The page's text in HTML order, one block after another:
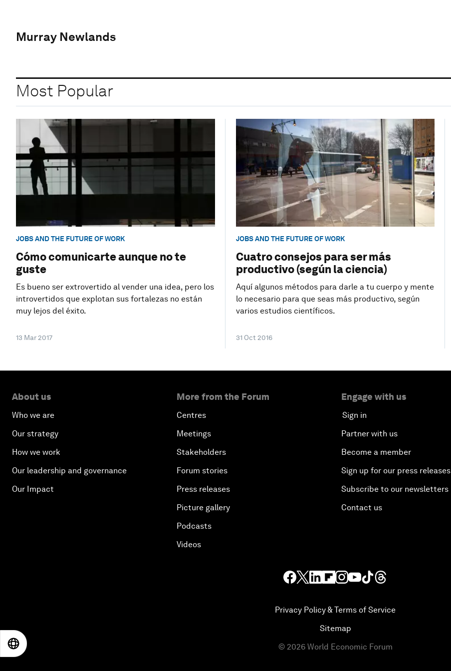
Murray Newlands
Most Popular
JOBS AND THE FUTURE OF WORK
Cómo comunicarte aunque no te
guste
Es bueno ser extrovertido al vender una idea, pero los
introvertidos que explotan sus fortalezas no están
muy lejos del éxito.
13 Mar 2017
JOBS AND THE FUTURE OF WORK
Cuatro consejos para ser más
productivo (según la ciencia)
Aquí algunos métodos para darle a tu cuerpo y mente
lo necesario para que seas más productivo, según
varios estudios científicos.
31 Oct 2016
About us
Who we are
Our strategy
How we work
Our leadership and governance
Our Impact
More from the Forum
Centres
Meetings
Stakeholders
Forum stories
Press releases
Picture gallery
Podcasts
Videos
Engage with us
Sign in
Partner with us
Become a member
Sign up for our press releases
Subscribe to our newsletters
Contact us
Privacy Policy & Terms of Service
Sitemap
© 2026 World Economic Forum